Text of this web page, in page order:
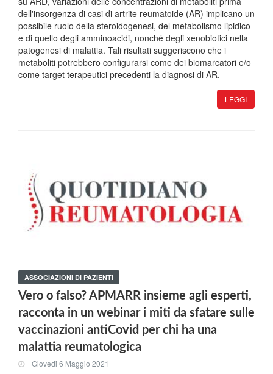
dell'insorgenza di casi di artrite reumatoide (AR) implicano un
possibile ruolo della steroidogenesi, del metabolismo lipidico
e di quello degli amminoacidi, nonché degli xenobiotici nella
patogenesi di malattia. Tali risultati suggeriscono che i
metaboliti potrebbero configurarsi come dei biomarcatori e/o
come target terapeutici precedenti la diagnosi di AR.
LEGGI
ASSOCIAZIONI DI PAZIENTI
Vero o falso? APMARR insieme agli esperti,
racconta in un webinar i miti da sfatare sulle
vaccinazioni antiCovid per chi ha una
malattia reumatologica
Giovedi 6 Maggio 2021